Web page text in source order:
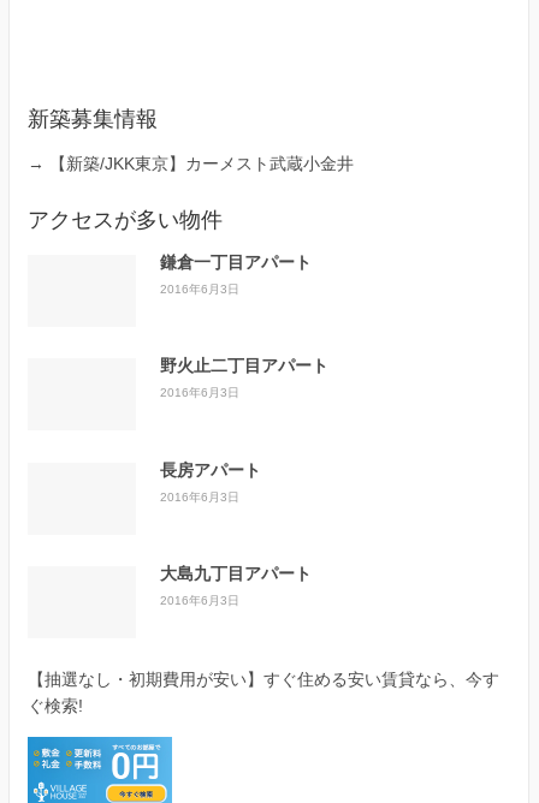
新築募集情報
→ 【新築/JKK東京】カーメスト武蔵小金井
アクセスが多い物件
鎌倉一丁目アパート
2016年6月3日
野火止二丁目アパート
2016年6月3日
長房アパート
2016年6月3日
大島九丁目アパート
2016年6月3日
【抽選なし・初期費用が安い】すぐ住める安い賃貸なら、今す
ぐ検索!